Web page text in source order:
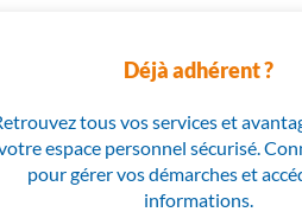
Déjà adhérent ?
tous vos services et
espace personnel sécurisé.
pour gérer vos démarches et
informations.